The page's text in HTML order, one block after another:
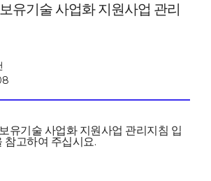
유기술 사업화 지원사업 관리
유기술 사업화 지원사업 관리지침 입
참고하여 주십시요.